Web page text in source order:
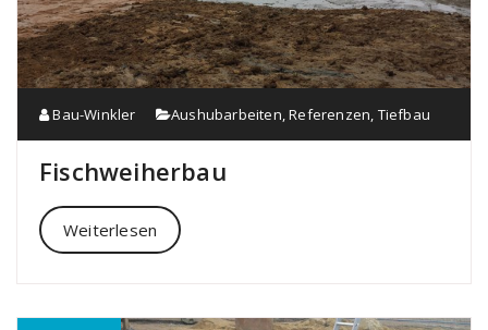
Bau-Winkler Aushubarbeiten,Referenzen, Tiefbau
Fischweiherbau
Weiterlesen